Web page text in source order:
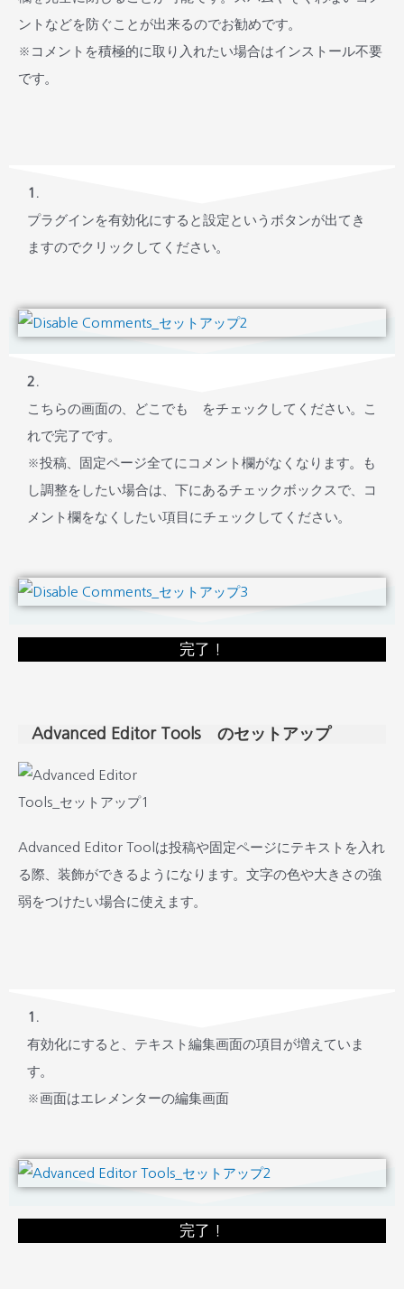
ントなどを防ぐことが出来るのでお勧めです。
※コメントを積極的に取り入れたい場合はインストール不要
です。
1.
プラグインを有効化にすると設定というボタンが出てき
ますのでクリックしてください。
2.
こちらの画面の、どこでも をチェックしてください。こ
れで完了です。
※投稿、固定ページ全てにコメント欄がなくなります。も
し調整をしたい場合は、下にあるチェックボックスで、コ
メント欄をなくしたい項目にチェックしてください。
完了！
Advanced Editor Tools のセットアップ
Advanced Editor Toolは投稿や固定ページにテキストを入れ
る際、装飾ができるようになります。文字の色や大きさの強
弱をつけたい場合に使えます。
1.
有効化にすると、テキスト編集画面の項目が増えていま
す。
※画面はエレメンターの編集画面
完了！